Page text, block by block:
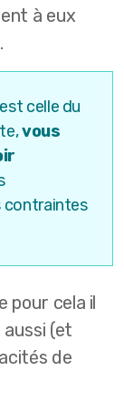
à eux
celle du
vous
contraintes
pour cela il
(et
de